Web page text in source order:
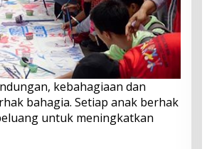
kebahagiaan dan
bahagia. Setiap anak berhak
untuk meningkatkan